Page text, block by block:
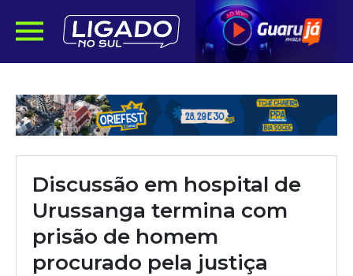
Discussão em hospital de
Urussanga termina com
prisão de homem
procurado pela justiça